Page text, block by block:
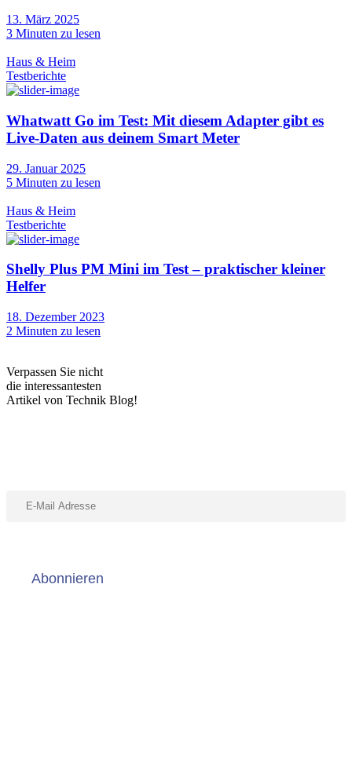
13. März 2025
3 Minuten zu lesen
Haus & Heim
Testberichte
Whatwatt Go im Test: Mit diesem Adapter gibt es
Live-Daten aus deinem Smart Meter
29. Januar 2025
5 Minuten zu lesen
Haus & Heim
Testberichte
Shelly Plus PM Mini im Test – praktischer kleiner
Helfer
18. Dezember 2023
2 Minuten zu lesen
Verpassen Sie nicht
die interessantesten
Artikel von Technik Blog!
Abonnieren